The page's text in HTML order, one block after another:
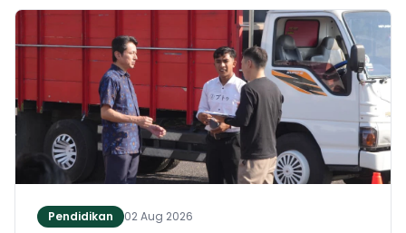
Pendidikan 02 Aug 2026